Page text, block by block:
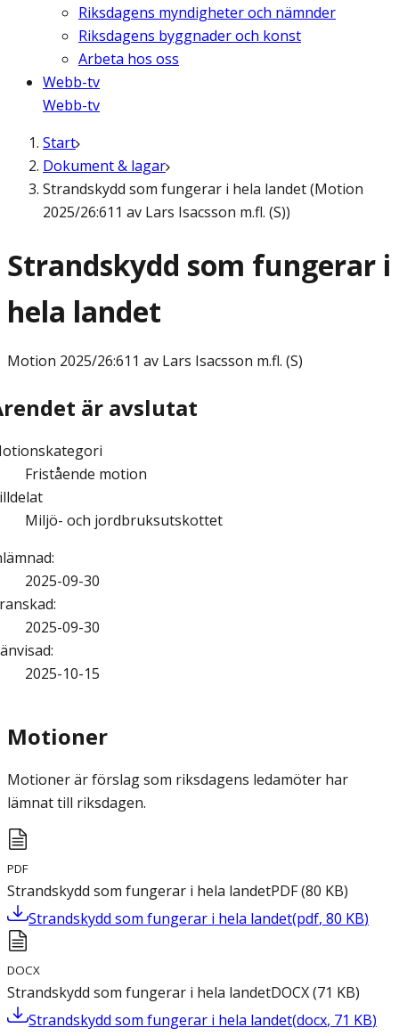
Riksdagens myndigheter och nämnder
Riksdagens byggnader och konst
Arbeta hos oss
Webb-tv
Webb-tv
Start
Dokument & lagar
Strandskydd som fungerar i hela landet (Motion
2025/26:611 av Lars Isacsson m.fl. (S))
Strandskydd som fungerar i
hela landet
Motion 2025/26:611 av Lars Isacsson m.fl. (S)
är avslutat
Fristående motion
Miljö- och jordbruksutskottet
:
2025-09-30
:
2025-09-30
:
2025-10-15
Motioner
Motioner är förslag som riksdagens ledamöter har
lämnat till riksdagen.
PDF
Strandskydd som fungerar i hela landetPDF(80 KB)
Strandskydd som fungerar i hela landet(pdf, 80 KB)
DOCX
Strandskydd som fungerar i hela landetDOCX(71 KB)
Strandskydd som fungerar i hela landet(docx, 71 KB)